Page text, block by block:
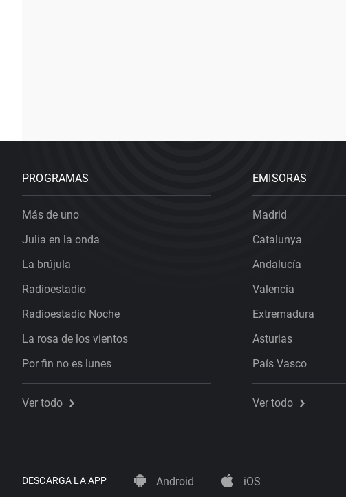
PROGRAMAS
Más de uno
Julia en la onda
La brújula
Radioestadio
Radioestadio Noche
La rosa de los vientos
Por fin no es lunes
Ver todo
EMISORAS
Madrid
Catalunya
Andalucía
Valencia
Extremadura
Asturias
País Vasco
Ver todo
DESCARGA LA APP Android iOS